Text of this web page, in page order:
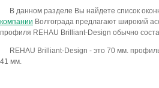
В данном разделе Вы найдете список
компании Волгограда предлагают широкий
профиля REHAU Brilliant-Design обычно
REHAU Brilliant-Design - это 70 мм.
41 мм.